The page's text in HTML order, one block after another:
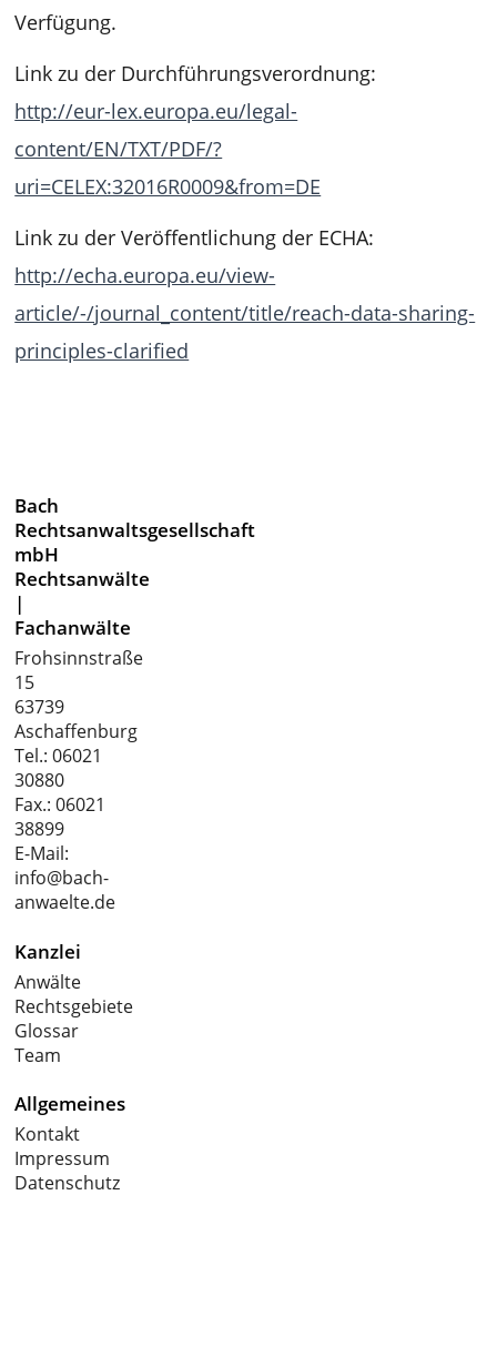
Verfügung.
Link zu der Durchführungsverordnung:
http://eur-lex.europa.eu/legal-
content/EN/TXT/PDF/?
uri=CELEX:32016R0009&from=DE
Link zu der Veröffentlichung der ECHA:
http://echa.europa.eu/view-
article/-/journal_content/title/reach-data-sharing-
principles-clarified
Bach
Rechtsanwaltsgesellschaft
mbH
Rechtsanwälte
|
Fachanwälte
Frohsinnstraße
15
63739
Aschaffenburg
Tel.:06021
30880
Fax.: 06021
38899
E-Mail:
info@bach-
anwaelte.de
Kanzlei
Anwälte
Rechtsgebiete
Glossar
Team
Allgemeines
Kontakt
Impressum
Datenschutz